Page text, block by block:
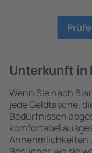
Unterkunft in
Wenn Sie nach
jede Geldtasche,
Bedürfnissen
komfortabel
Annehmlichkeiten